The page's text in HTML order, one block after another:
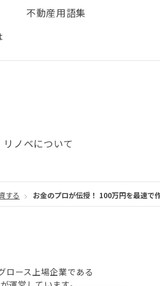
ンディング #JR京浜東北線
#東急東横線
三田線 #不労所得
オ
ンストーリー #JR横須賀線
不動産用語集
ノベについて
する お金のプロが伝授！ 100万円を最速で
ロース上場企業である